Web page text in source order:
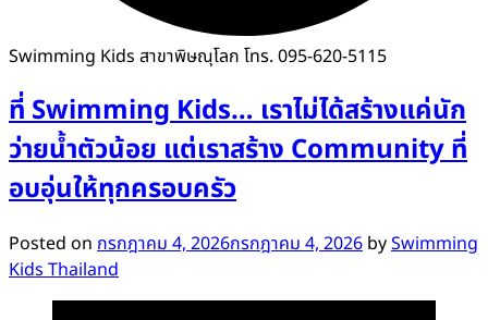
Swimming Kids สาขาพิษณุโลก โทร. 095-620-5115
ที่ Swimming Kids… เราไม่ได้สร้างแค่นัก
ว่ายน้ำตัวน้อย แต่เราสร้าง Community ที่
อบอุ่นให้ทุกครอบครัว
Posted on กรกฎาคม 4, 2026กรกฎาคม 4, 2026 bySwimming
Kids Thailand